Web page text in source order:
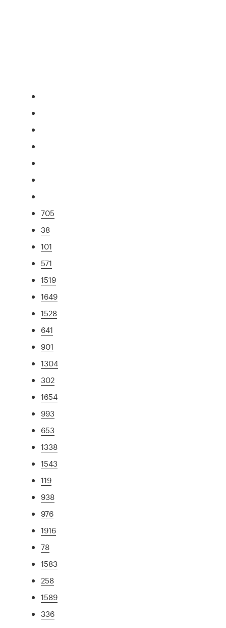
705
38
101
571
1519
1649
1528
641
901
1304
302
1654
993
653
1338
1543
119
938
976
1916
78
1583
258
1589
336